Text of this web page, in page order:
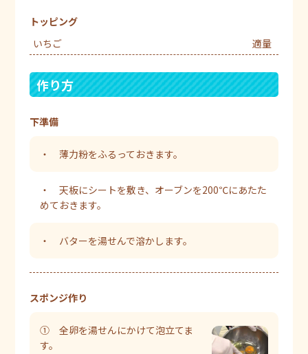
トッピング
いちご
適量
作り方
下準備
・ 薄力粉をふるっておきます。
・ 天板にシートを敷き、オーブンを200℃にあたた
めておきます。
・ バターを湯せんで溶かします。
スポンジ作り
① 全卵を湯せんにかけて泡立てま
す。